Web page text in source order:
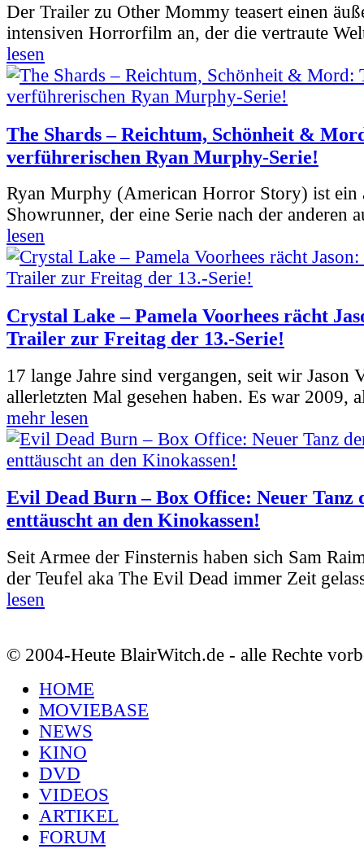
Der Trailer zu Other Mommy teasert einen
intensiven Horrorfilm an, der die vertraute
lesen
The Shards – Reichtum, Schönheit &
verführerischen Ryan Murphy-Serie!
Ryan Murphy (American Horror Story) ist ein
Showrunner, der eine Serie nach der anderen
lesen
Crystal Lake – Pamela Voorhees rächt
Trailer zur Freitag der 13.-Serie!
17 lange Jahre sind vergangen, seit wir Jason
allerletzten Mal gesehen haben. Es war 2009,
mehr lesen
Evil Dead Burn – Box Office: Neuer Tanz
enttäuscht an den Kinokassen!
Seit Armee der Finsternis haben sich Sam
der Teufel aka The Evil Dead immer Zeit
lesen
© 2004-Heute BlairWitch.de - alle Rechte
HOME
MOVIEBASE
NEWS
KINO
DVD
VIDEOS
ARTIKEL
FORUM